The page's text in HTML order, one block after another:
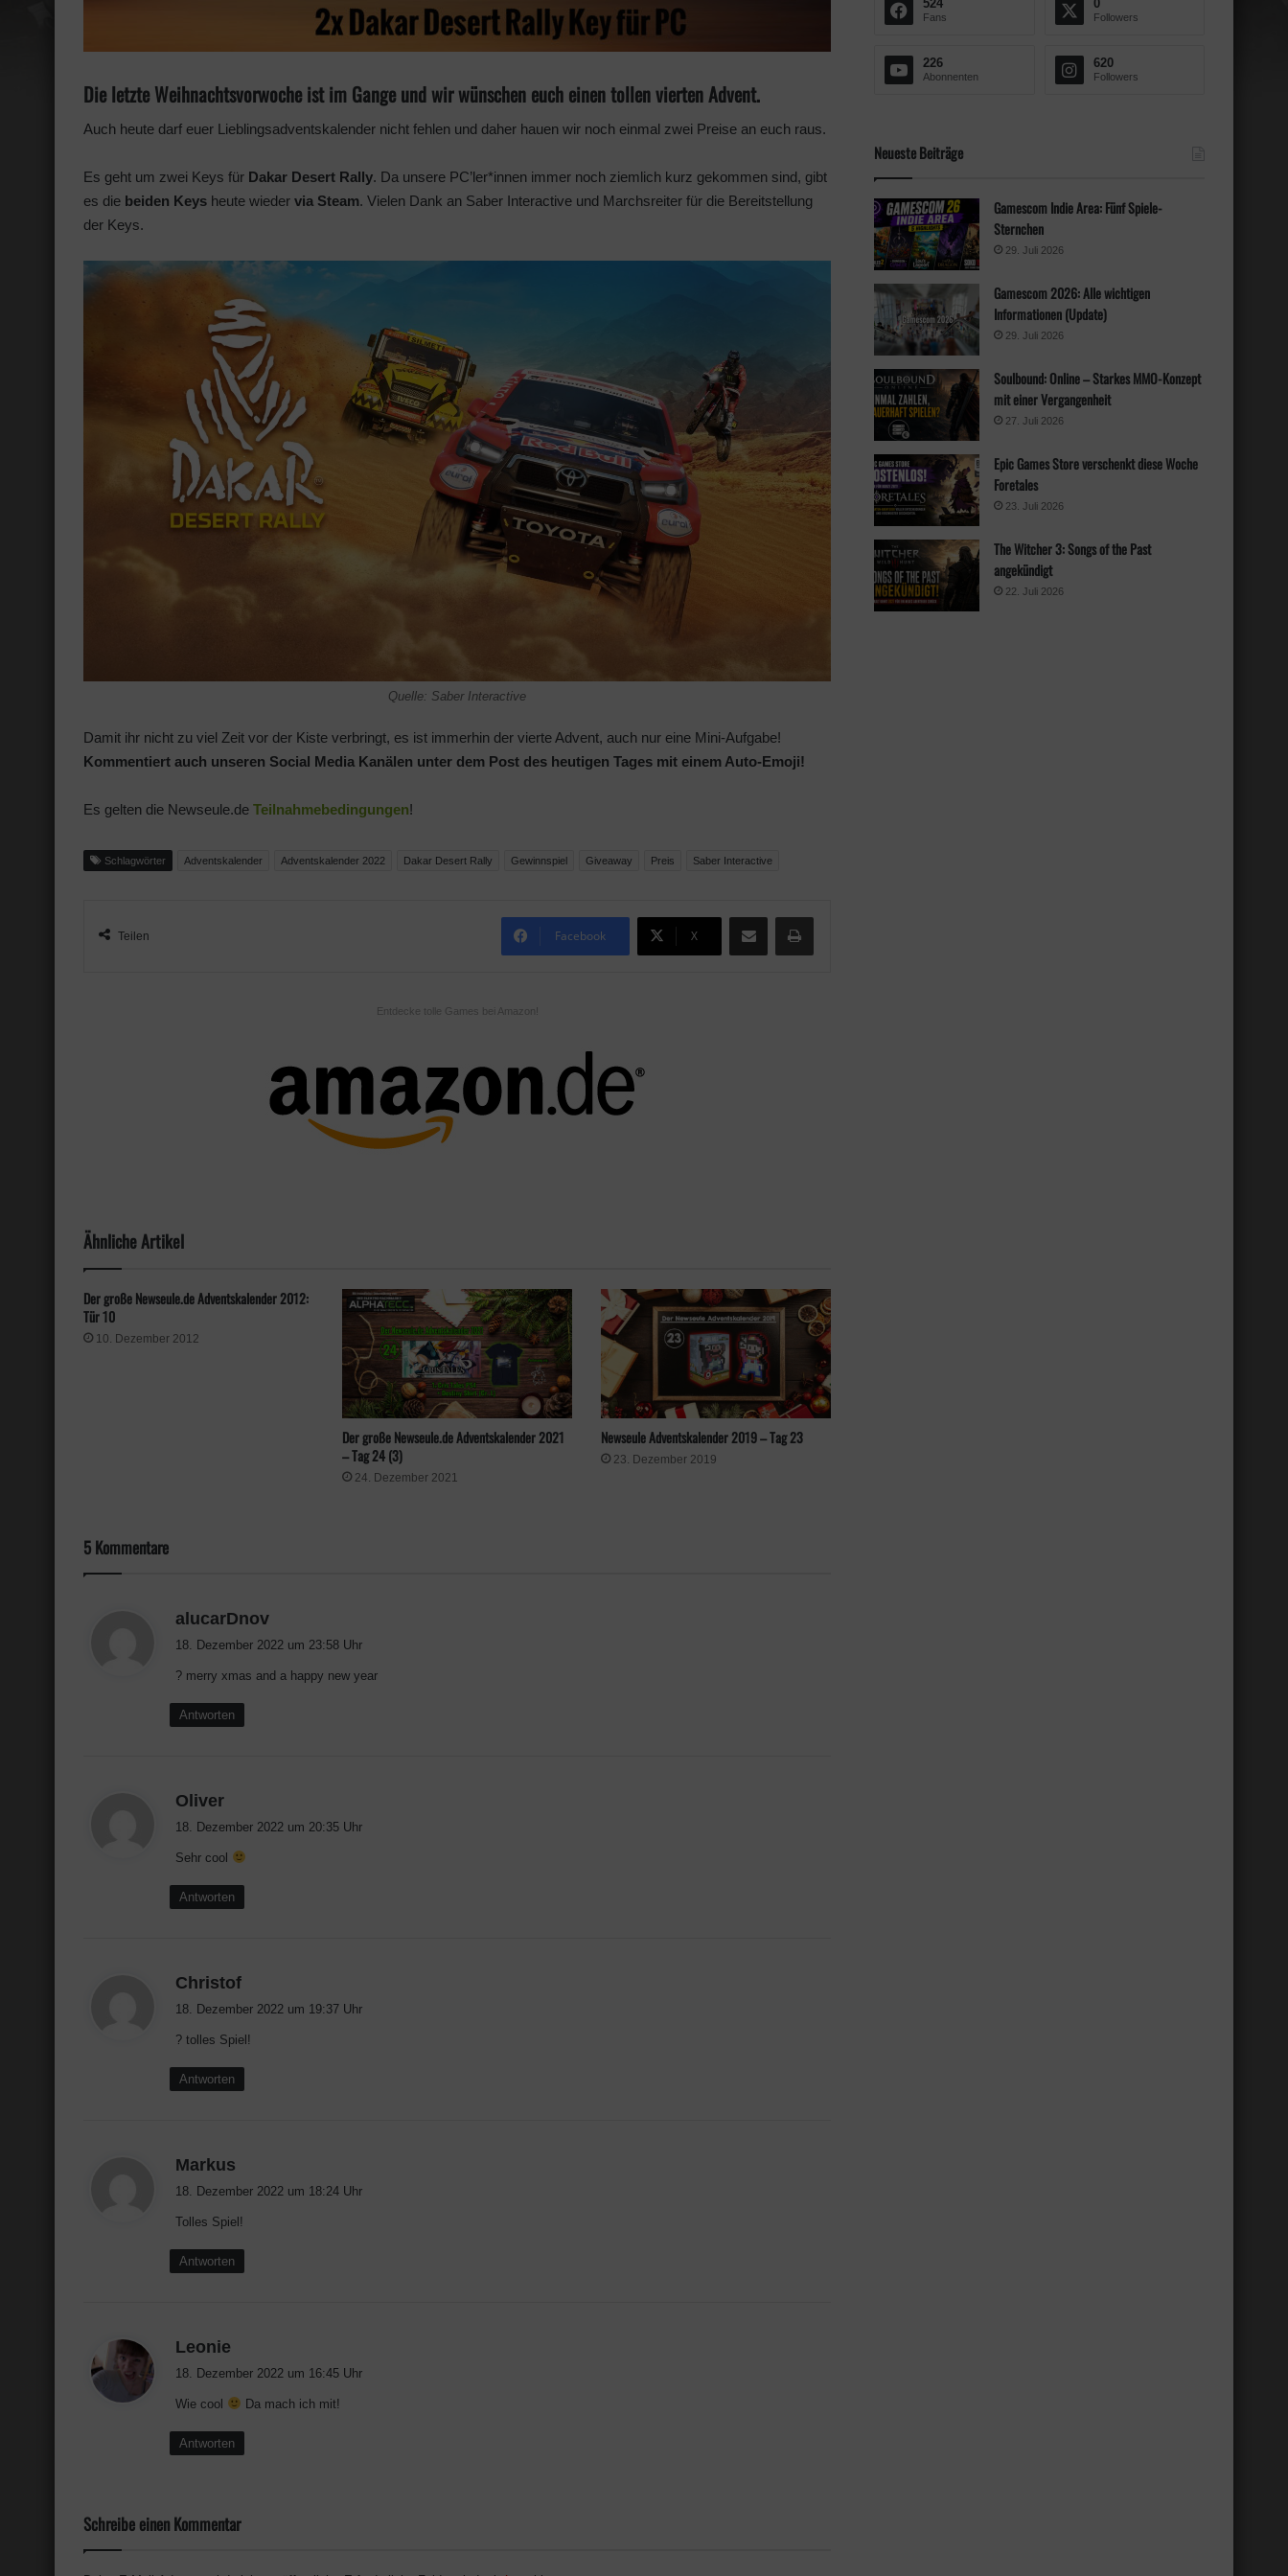
Die letzte Weihnachtsvorwoche ist im Gange und wir wünschen euch einen tollen vierten Advent.
Auch heute darf euer Lieblingsadventskalender nicht fehlen und daher hauen wir noch einmal zwei Preise an euch raus.
Es geht um zwei Keys für Dakar Desert Rally. Da unsere PC’ler*innen immer noch ziemlich kurz gekommen sind, gibt
es die beiden Keys heute wieder via Steam. Vielen Dank an Saber Interactive und Marchsreiter für die Bereitstellung
der Keys.
Quelle: Saber Interactive
Damit ihr nicht zu viel Zeit vor der Kiste verbringt, es ist immerhin der vierte Advent, auch nur eine Mini-Aufgabe!
Kommentiert auch unseren Social Media Kanälen unter dem Post des heutigen Tages mit einem Auto-Emoji!
Es gelten die Newseule.de Teilnahmebedingungen!
Schlagwörter Adventskalender Adventskalender 2022 Dakar Desert Rally Gewinnspiel Giveaway Preis Saber Interactive
Teilen Facebook X
Entdecke tolle Games bei Amazon!
Ähnliche Artikel
Der große Newseule.de Adventskalender 2012:
Tür 10
10. Dezember 2012
Der große Newseule.de Adventskalender 2021
– Tag 24 (3)
24. Dezember 2021
Newseule Adventskalender 2019 – Tag 23
23. Dezember 2019
5 Kommentare
alucarDnov
t
18. Dezember 2022 um 23:58 Uhr
? merry xmas and a happy new year
Antworten
Oliver
t
:
18. Dezember 2022 um 20:35 Uhr
Sehr cool
Antworten
Christof
t
:
18. Dezember 2022 um 19:37 Uhr
? tolles Spiel!
Antworten
Markus
t
:
18. Dezember 2022 um 18:24 Uhr
Tolles Spiel!
Antworten
Leonie
t
:
18. Dezember 2022 um 16:45 Uhr
Wie cool Da mach ich mit!
Antworten
Schreibe einen Kommentar
c
524
Fans
0
Followers
226
Abonnenten
620
Followers
Neueste Beiträge
Gamescom Indie Area: Fünf Spiele-
Sternchen
29. Juli 2026
Gamescom 2026: Alle wichtigen
Informationen (Update)
29. Juli 2026
Soulbound: Online – Starkes MMO-Konzept
mit einer Vergangenheit
27. Juli 2026
Epic Games Store verschenkt diese Woche
Foretales
23. Juli 2026
The Witcher 3: Songs of the Past
angekündigt
22. Juli 2026